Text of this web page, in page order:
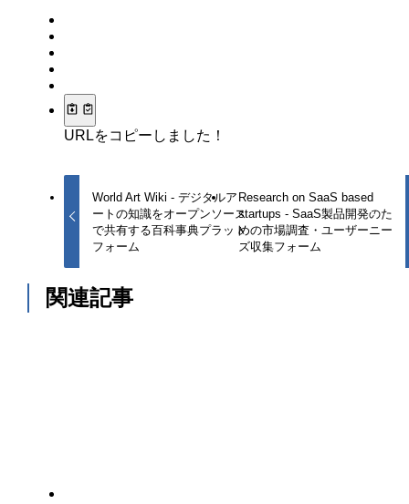
URLをコピーしました！
World Art Wiki - デジタルア
ートの知識をオープンソース
で共有する百科事典プラット
フォーム
Research on SaaS based
startups - SaaS製品開発のた
めの市場調査・ユーザーニー
ズ収集フォーム
関連記事